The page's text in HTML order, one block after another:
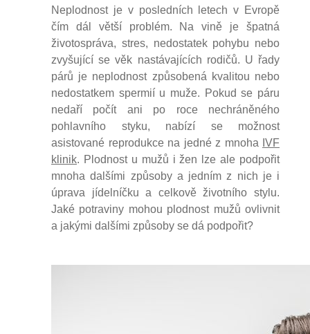
Neplodnost je v posledních letech v Evropě
čím dál větší problém. Na vině je špatná
životospráva, stres, nedostatek pohybu nebo
zvyšující se věk nastávajících rodičů. U řady
párů je neplodnost způsobená kvalitou nebo
nedostatkem spermií u muže. Pokud se páru
nedaří počít ani po roce nechráněného
pohlavního styku, nabízí se možnost
asistované reprodukce na jedné z mnoha IVF
klinik. Plodnost u mužů i žen lze ale podpořit
mnoha dalšími způsoby a jedním z nich je i
úprava jídelníčku a celkově životního stylu.
Jaké potraviny mohou plodnost mužů ovlivnit
a jakými dalšími způsoby se dá podpořit?